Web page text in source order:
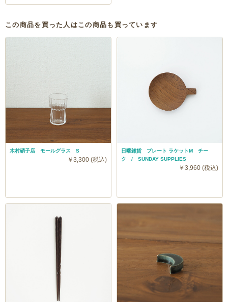
この商品を買った人はこの商品も買っています
木村硝子店 モールグラス S
￥3,300 (税込)
日曜雑貨 プレート ラケットM チー
ク / SUNDAY SUPPLIES
￥3,960 (税込)